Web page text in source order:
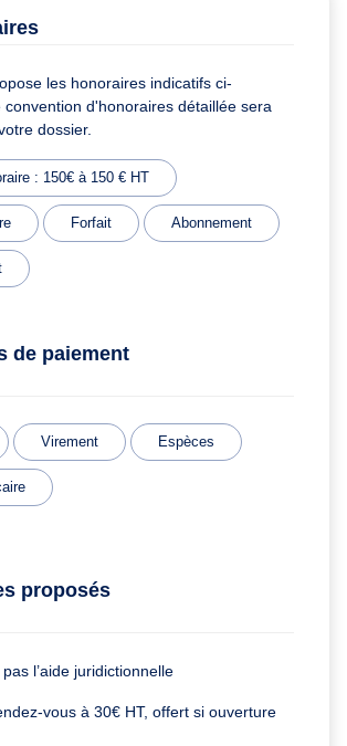
les honoraires indicatifs ci-
convention d'honoraires détaillée sera
dossier.
: 150€ à 150 € HT
Forfait Abonnement
de paiement
Virement Espèces
proposés
pas l’aide juridictionnelle
vous à 30€ HT, offert si ouverture